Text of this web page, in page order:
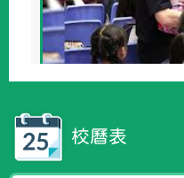
4月份 Joyful Friday 活動
校曆表